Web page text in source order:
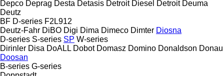
Depco Deprag Desta Detasis Detroit Diesel Detroit Deuma
Deutz
BF D-series F2L912
Deutz-Fahr DiBO Digi Dima Dimeco Dimter Diosna
D-series S-series SP W-series
Dirinler Disa DoALL Dobot Domasz Domino Donaldson Donau
Doosan
B-series G-series